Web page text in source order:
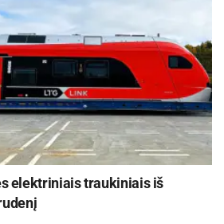
elektriniais traukiniais iš